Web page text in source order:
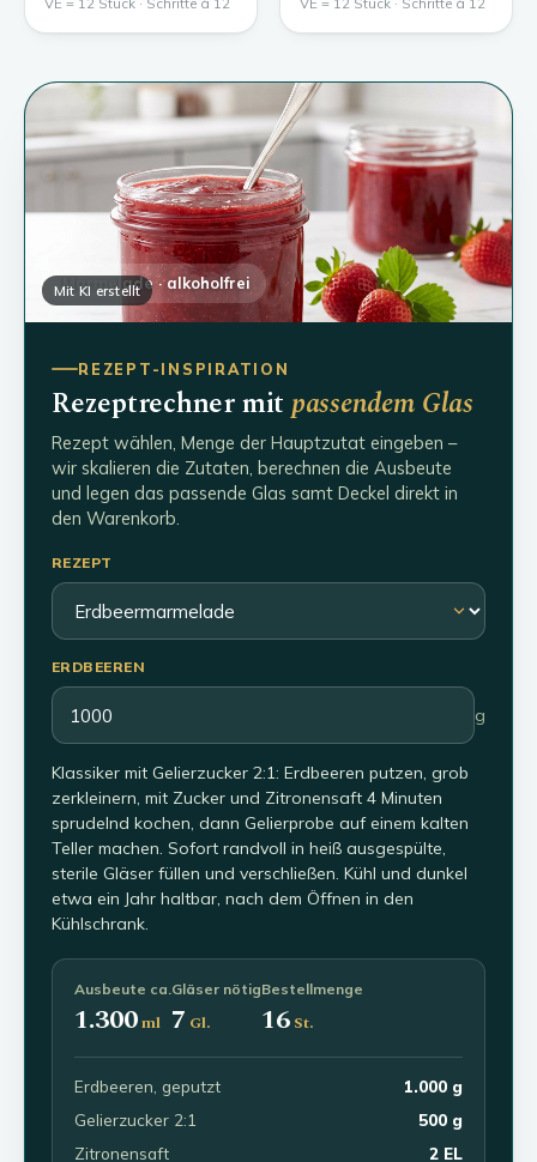
Marmelade · alkoholfrei
Mit KI erstellt
REZEPT-INSPIRATION
Rezeptrechner mit passendem Glas
Rezept wählen, Menge der Hauptzutat eingeben –
wir skalieren die Zutaten, berechnen die Ausbeute
und legen das passende Glas samt Deckel direkt in
den Warenkorb.
REZEPT
ERDBEEREN
g
Klassiker mit Gelierzucker 2:1: Erdbeeren putzen, grob
zerkleinern, mit Zucker und Zitronensaft 4 Minuten
sprudelnd kochen, dann Gelierprobe auf einem kalten
Teller machen. Sofort randvoll in heiß ausgespülte,
sterile Gläser füllen und verschließen. Kühl und dunkel
etwa ein Jahr haltbar, nach dem Öffnen in den
Kühlschrank.
Ausbeute ca.
1.300ml
Gläser nötig
7 Gl.
Bestellmenge
16 St.
Erdbeeren, geputzt
1.000 g
Gelierzucker 2:1
500 g
Zitronensaft
2 EL